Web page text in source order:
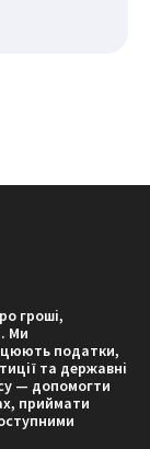
гроші,
Ми
податки,
та державні
— допомогти
приймати